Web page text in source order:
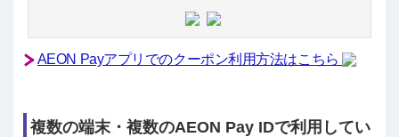
AEON Payアプリでのクーポン利用方法はこちら
複数の端末・複数のAEON Pay IDで利用してい